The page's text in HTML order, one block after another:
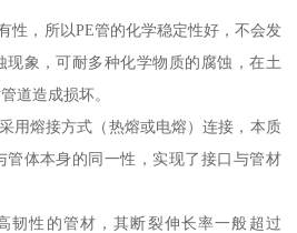
性，所以PE管的化学稳定性好，不会发
现象，可耐多种化学物质的腐蚀，在土
道造成损坏。
用熔接方式（热熔或电熔）连接，本质
管体本身的同一性，实现了接口与管材
韧性的管材，其断裂伸长率一般超过